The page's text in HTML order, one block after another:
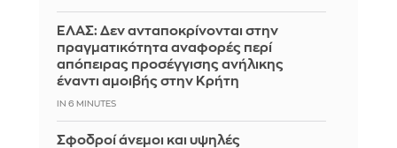
ΕΛΑΣ: Δεν ανταποκρίνονται στην
πραγματικότητα αναφορές περί
απόπειρας προσέγγισης ανήλικης
έναντι αμοιβής στην Κρήτη
IN 6 MINUTES
Σφοδροί άνεμοι και υψηλές